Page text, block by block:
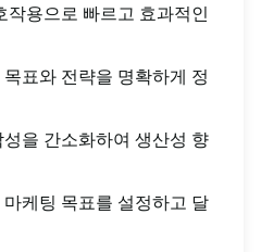
작용으로 빠르고 효과적인
표와 전략을 명확하게 정
을 간소화하여 생산성 향
케팅 목표를 설정하고 달